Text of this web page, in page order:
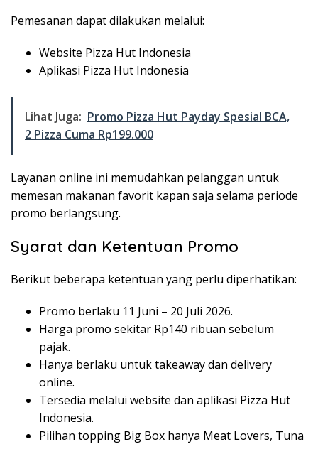
Pemesanan dapat dilakukan melalui:
Website Pizza Hut Indonesia
Aplikasi Pizza Hut Indonesia
Lihat Juga: Promo Pizza Hut Payday Spesial BCA,
2 Pizza Cuma Rp199.000
Layanan online ini memudahkan pelanggan untuk
memesan makanan favorit kapan saja selama periode
promo berlangsung.
Syarat dan Ketentuan Promo
Berikut beberapa ketentuan yang perlu diperhatikan:
Promo berlaku 11 Juni – 20 Juli 2026.
Harga promo sekitar Rp140 ribuan sebelum
pajak.
Hanya berlaku untuk takeaway dan delivery
online.
Tersedia melalui website dan aplikasi Pizza Hut
Indonesia.
Pilihan topping Big Box hanya Meat Lovers, Tuna